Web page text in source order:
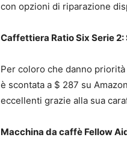
con opzioni di riparazione
Caffettiera Ratio Six Serie
Per coloro che danno
è scontata a $ 287 su
eccellenti grazie alla sua
Macchina da caffè Fellow